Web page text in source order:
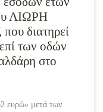
ΛΙΩΡΗ
διατηρεί
των οδών
στο
ευρώ» μετά των